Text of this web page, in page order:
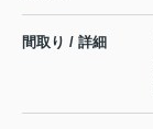
間取り / 詳細